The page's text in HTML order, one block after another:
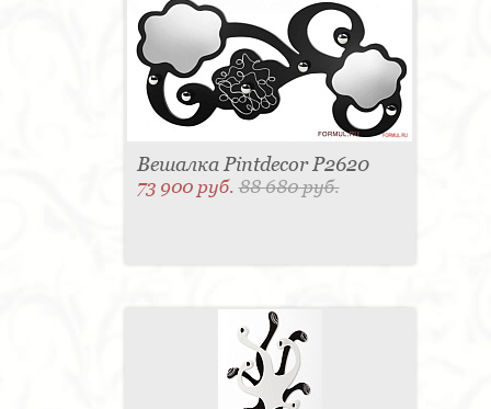
Вешалка Pintdecor P2620
73 900 руб.88 680 руб.